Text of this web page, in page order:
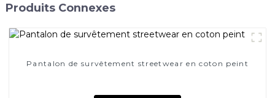
Produits Connexes
Pantalon de survêtement streetwear en coton peint